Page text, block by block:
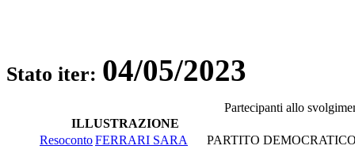
Stato iter: 04/05/2023
Partecipanti allo
ILLUSTRAZIONE
ResocontoFERRARI SARA PARTITO